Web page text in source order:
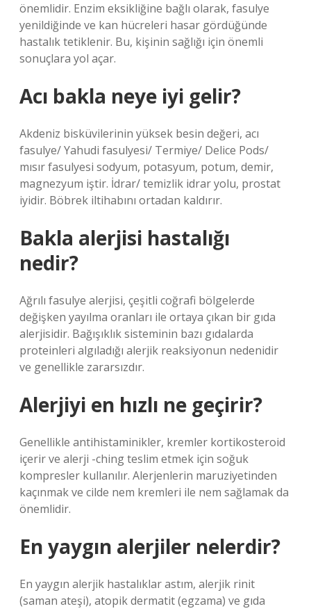
önemlidir. Enzim eksikliğine bağlı olarak, fasulye
yenildiğinde ve kan hücreleri hasar gördüğünde
hastalık tetiklenir. Bu, kişinin sağlığı için önemli
sonuçlara yol açar.
Acı bakla neye iyi gelir?
Akdeniz bisküvilerinin yüksek besin değeri, acı
fasulye/ Yahudi fasulyesi/ Termiye/ Delice Pods/
mısır fasulyesi sodyum, potasyum, potum, demir,
magnezyum iştir. İdrar/ temizlik idrar yolu, prostat
iyidir. Böbrek iltihabını ortadan kaldırır.
Bakla alerjisi hastalığı
nedir?
Ağrılı fasulye alerjisi, çeşitli coğrafi bölgelerde
değişken yayılma oranları ile ortaya çıkan bir gıda
alerjisidir. Bağışıklık sisteminin bazı gıdalarda
proteinleri algıladığı alerjik reaksiyonun nedenidir
ve genellikle zararsızdır.
Alerjiyi en hızlı ne geçirir?
Genellikle antihistaminikler, kremler kortikosteroid
içerir ve alerji -ching teslim etmek için soğuk
kompresler kullanılır. Alerjenlerin maruziyetinden
kaçınmak ve cilde nem kremleri ile nem sağlamak da
önemlidir.
En yaygın alerjiler nelerdir?
En yaygın alerjik hastalıklar astım, alerjik rinit
(saman ateşi), atopik dermatit (egzama) ve gıda